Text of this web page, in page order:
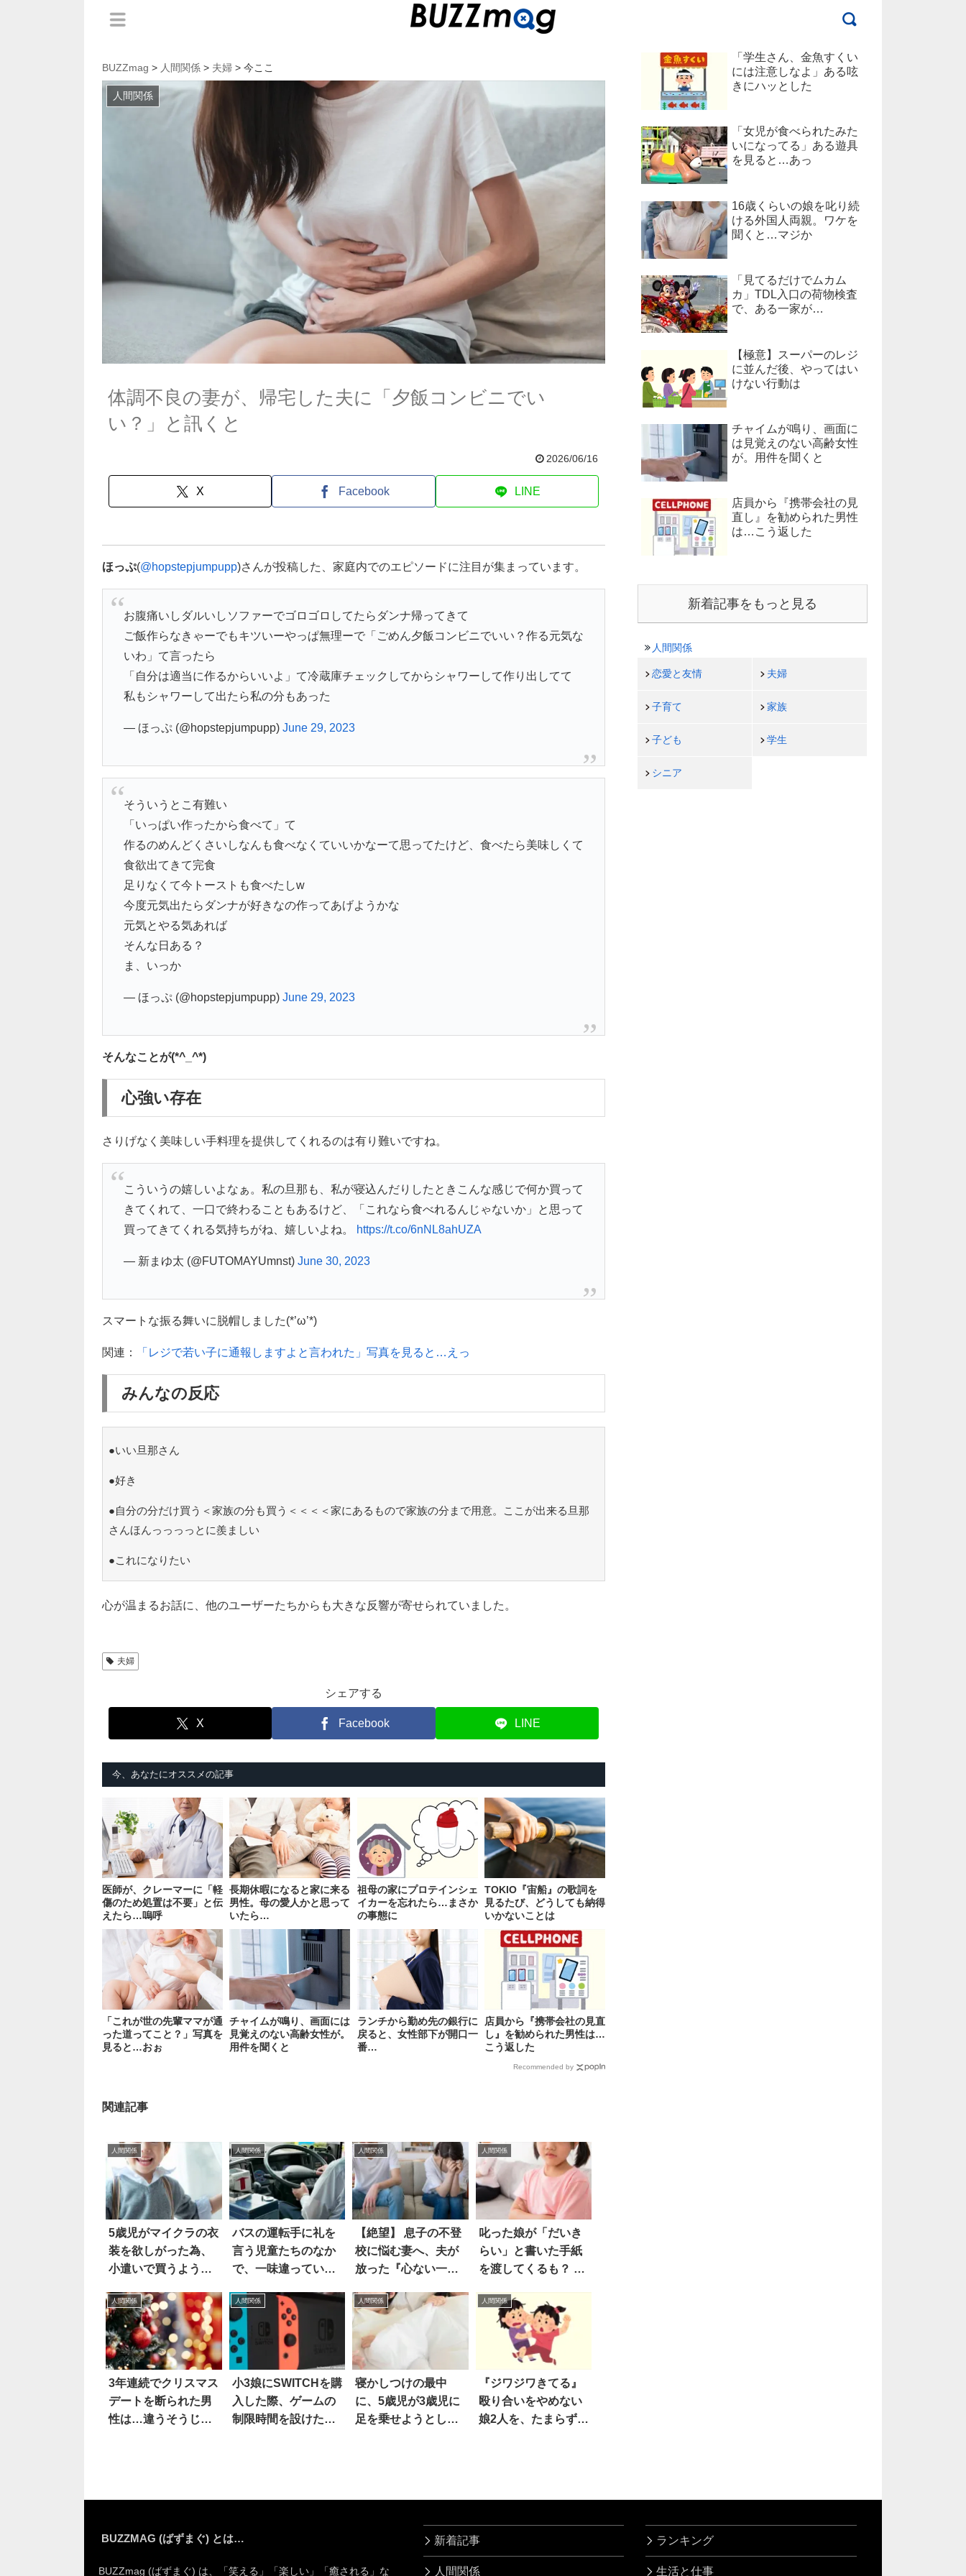
BUZZmag > 人間関係 > 夫婦 > 今ここ
人間関係
体調不良の妻が、帰宅した夫に「夕飯コンビニでい
い？」と訊くと
2026/06/16
X Facebook LINE
ほっぷ(@hopstepjumpupp)さんが投稿した、家庭内でのエピソードに注目が集まっています。
お腹痛いしダルいしソファーでゴロゴロしてたらダンナ帰ってきて
ご飯作らなきゃーでもキツいーやっぱ無理ーで「ごめん夕飯コンビニでいい？作る元気な
いわ」て言ったら
「自分は適当に作るからいいよ」て冷蔵庫チェックしてからシャワーして作り出してて
私もシャワーして出たら私の分もあった
— ほっぷ (@hopstepjumpupp) June 29, 2023
そういうとこ有難い
「いっぱい作ったから食べて」て
作るのめんどくさいしなんも食べなくていいかなーて思ってたけど、食べたら美味しくて
食欲出てきて完食
足りなくて今トーストも食べたしw
今度元気出たらダンナが好きなの作ってあげようかな
元気とやる気あれば
そんな日ある？
ま、いっか
— ほっぷ (@hopstepjumpupp) June 29, 2023
そんなことが(*^_^*)
心強い存在
さりげなく美味しい手料理を提供してくれるのは有り難いですね。
こういうの嬉しいよなぁ。私の旦那も、私が寝込んだりしたときこんな感じで何か買って
きてくれて、一口で終わることもあるけど、「これなら食べれるんじゃないか」と思って
買ってきてくれる気持ちがね、嬉しいよね。
https://t.co/6nNL8ahUZA
— 新まゆ太 (@FUTOMAYUmnst) June 30, 2023
スマートな振る舞いに脱帽しました(*’ω’*)
関連： 「レジで若い子に通報しますよと言われた」写真を見ると…えっ
みんなの反応
●いい旦那さん
●好き
●自分の分だけ買う＜家族の分も買う＜＜＜＜家にあるもので家族の分まで用意。ここが出来る旦那
さんほんっっっっとに羨ましい
●これになりたい
心が温まるお話に、他のユーザーたちからも大きな反響が寄せられていました。
夫婦
シェアする
X Facebook LINE
今、あなたにオススメの記事
医師が、クレーマーに「軽
傷のため処置は不要」と伝
えたら…嗚呼
長期休暇になると家に来る
男性。母の愛人かと思って
いたら…
祖母の家にプロテインシェ
イカーを忘れたら…まさか
の事態に
TOKIO『宙船』の歌詞を
見るたび、どうしても納得
いかないことは
「これが世の先輩ママが通
った道ってこと？」写真を
見ると…おぉ
チャイムが鳴り、画面には
見覚えのない高齢女性が。
用件を聞くと
ランチから勤め先の銀行に
戻ると、女性部下が開口一
番…
店員から『携帯会社の見直
し』を勧められた男性は…
こう返した
Recommended by
関連記事
人間関係
5歳児がマイクラの衣
装を欲しがった為、
小遣いで買うよう促
人間関係
バスの運転手に礼を
言う児童たちのなか
で、一味違っていた
人間関係
【絶望】 息子の不登
校に悩む妻へ、夫が
放った『心ない一
人間関係
叱った娘が「だいき
らい」と書いた手紙
を渡してくるも？ 素
人間関係
3年連続でクリスマス
デートを断られた男
性は…違うそうじゃ
人間関係
小3娘にSWITCHを購
入した際、ゲームの
制限時間を設けた
人間関係
寝かしつけの最中
に、5歳児が3歳児に
足を乗せようとした
人間関係
『ジワジワきてる』
殴り合いをやめない
娘2人を、たまらず外
「学生さん、金魚すくい
には注意しなよ」ある呟
きにハッとした
「女児が食べられたみた
いになってる」ある遊具
を見ると…あっ
16歳くらいの娘を叱り続
ける外国人両親。ワケを
聞くと…マジか
「見てるだけでムカム
カ」TDL入口の荷物検査
で、ある一家が…
【極意】スーパーのレジ
に並んだ後、やってはい
けない行動は
チャイムが鳴り、画面に
は見覚えのない高齢女性
が。用件を聞くと
店員から『携帯会社の見
直し』を勧められた男性
は…こう返した
新着記事をもっと見る
人間関係
恋愛と友情 夫婦
子育て 家族
子ども 学生
シニア
BUZZMAG (ばずまぐ) とは…
BUZZmag (ばずまぐ) は、「笑える」「楽しい」「癒される」な
新着記事
人間関係
ランキング
生活と仕事